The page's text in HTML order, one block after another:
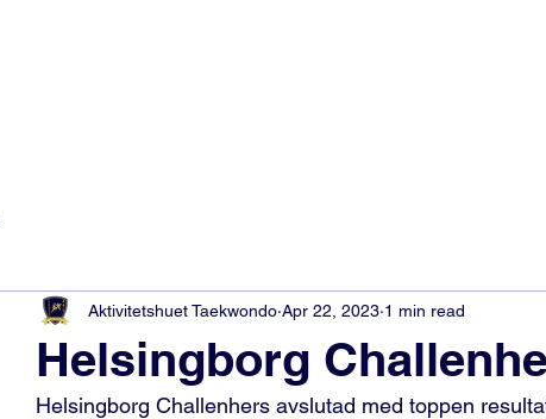
Helsingborg
Aktivitetshuet Taekwondo Apr 22, 2023 1 min read
Helsingborg Challenhers avslutad med toppen